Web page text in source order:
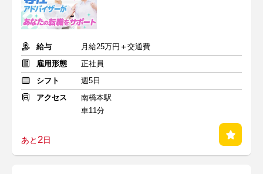
給与
月給25万円＋交通費
雇用形態
正社員
シフト
週5日
アクセス
南橋本駅
車11分
あと2日